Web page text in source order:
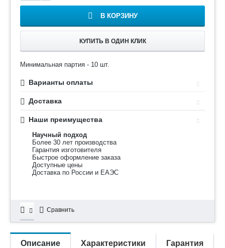
В КОРЗИНУ
КУПИТЬ В ОДИН КЛИК
Минимальная партия - 10 шт.
Варианты оплаты
Доставка
Наши преимущества
Научный подход
Более 30 лет производства
Гарантия изготовителя
Быстрое оформление заказа
Доступные цены
Доставка по России и ЕАЭС
Сравнить
Описание Характеристики Гарантия